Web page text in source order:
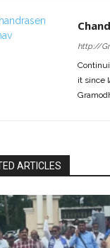
http://
it since
ARTICLES